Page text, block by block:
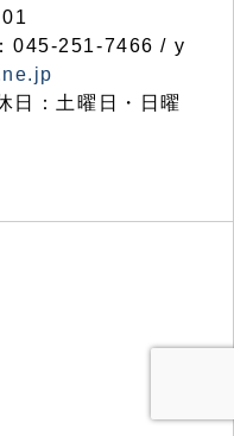
045-251-7466 / y
日：土曜日・日曜